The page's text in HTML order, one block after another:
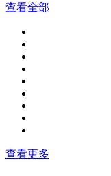
查看全部
查看更多